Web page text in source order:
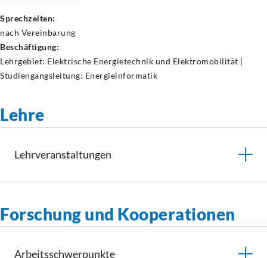
Sprechzeiten:
nach Vereinbarung
Beschäftigung:
Lehrgebiet: Elektrische Energietechnik und Elektromobilität |
Studiengangsleitung: Energieinformatik
Lehre
Lehrveranstaltungen
Forschung und Kooperationen
Arbeitsschwerpunkte